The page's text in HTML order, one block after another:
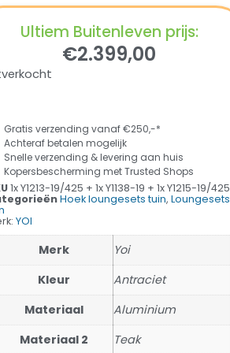
Ultiem Buitenleven prijs:
€2.399,00
Gratis verzending vanaf €250,-*
Achteraf betalen mogelijk
Snelle verzending & levering aan huis
Kopersbescherming met Trusted Shops
1x Y1213-19/425 + 1x Y1138-19 + 1x Y1215-19/425
Hoek loungesets tuin, Loungesets
YOI
Merk
Yoi
Kleur
Antraciet
Materiaal
Aluminium
Materiaal 2
Teak